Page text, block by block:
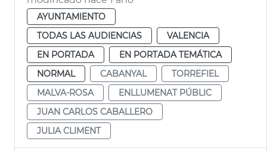
AYUNTAMIENTO
TODAS LAS AUDIENCIAS
VALENCIA
EN PORTADA
EN PORTADA TEMÁTICA
NORMAL
CABANYAL
TORREFIEL
MALVA-ROSA
ENLLUMENAT PÚBLIC
JUAN CARLOS CABALLERO
JULIA CLIMENT